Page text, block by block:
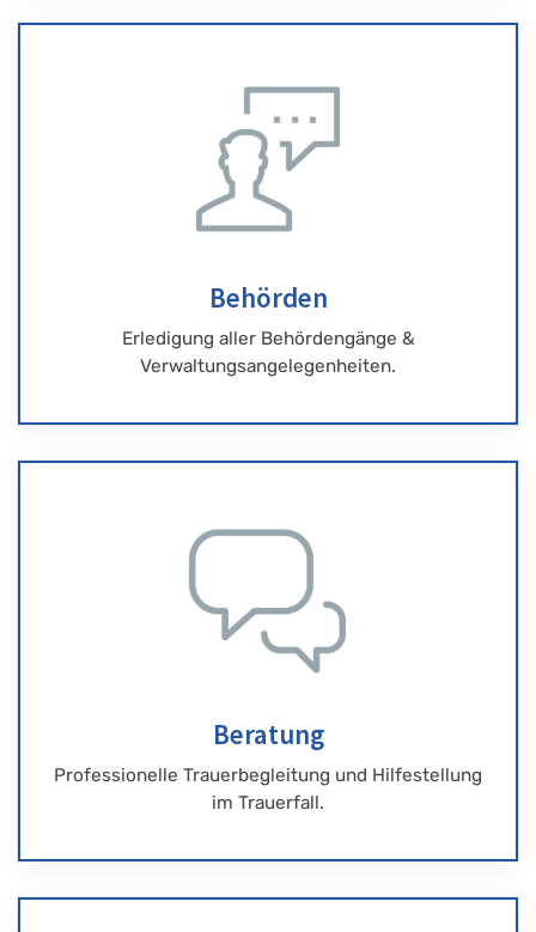
Behörden
Erledigung aller Behördengänge &
Verwaltungsangelegenheiten.
Beratung
Professionelle Trauerbegleitung und Hilfestellung
im Trauerfall.